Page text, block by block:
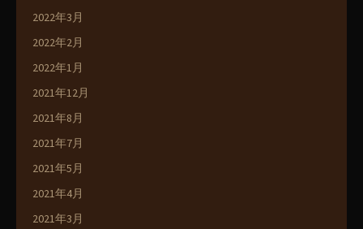
2022年3月
2022年2月
2022年1月
2021年12月
2021年8月
2021年7月
2021年5月
2021年4月
2021年3月